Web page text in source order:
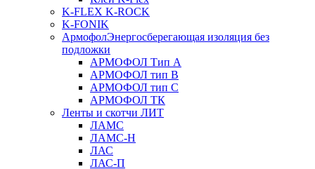
K-FLEX K-ROCK
K-FONIK
АрмофолЭнергосберегающая изоляция без
подложки
АРМОФОЛ Тип А
АРМОФОЛ тип В
АРМОФОЛ тип C
АРМОФОЛ ТК
Ленты и скотчи ЛИТ
ЛАМС
ЛАМС-Н
ЛАС
ЛАС-П